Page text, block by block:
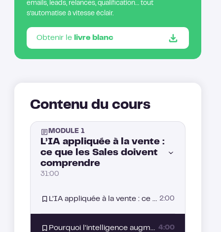
emails, leads, relances, qualification… tout
s’automatise à vitesse éclair.
Obtenir le livre blanc
Contenu du cours
MODULE 1
L’IA appliquée à la vente :
ce que les Sales doivent
comprendre
31:00
L’IA appliquée à la vente : ce que les Sales doivent comprendre 2:00
Pourquoi l’intelligence augmentée ne remplacera jamais l’humain 4:00